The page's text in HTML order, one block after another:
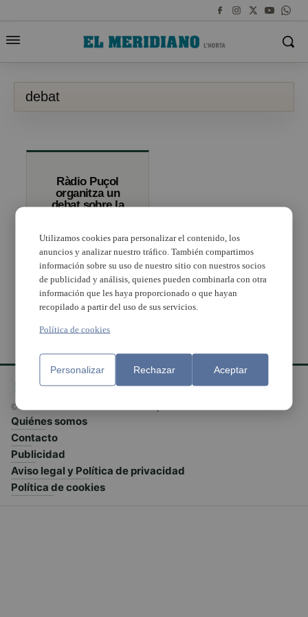
debat
Ràdio Puçol
organitza un
debat sobre la
aprofitant el
canvi d’alcaldia
© El Meridiano L'Horta 2026 - Valencia - España
Quiénes somos
Contacto
Publicidad
Aviso legal y Política de privacidad
Política de cookies
Utilizamos cookies para personalizar el contenido, los
anuncios y analizar nuestro tráfico. También compartimos
información sobre su uso de nuestro sitio con nuestros socios
de publicidad y análisis, quienes pueden combinarla con otra
información que les haya proporcionado o que hayan
recopilado a partir del uso de sus servicios.
Política de cookies
Personalizar Rechazar Aceptar